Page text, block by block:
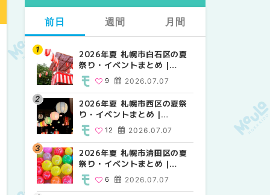
前日
2026年夏 札幌市白石区の夏
祭り・イベントまとめ |
MouLa HOKKAIDO
2026.07.07
9
2026年夏 札幌市西区の夏祭
り・イベントまとめ |
MouLa HOKKAIDO
2026.07.07
12
2026年夏 札幌市清田区の夏
祭り・イベントまとめ |
MouLa HOKKAIDO
2026.07.07
6
週間
2026年夏 札幌市西区の夏祭
り・イベントまとめ |
12
【2026年最新】札幌のおすす
めビアガーデン｜オープン日
順に徹底紹介！大通公園から
穴場テラスまで | MouLa
HOKKAIDO
24
2026年夏 札幌市白石区の夏
祭り・イベントまとめ |
9
月間
【2026年最新】札幌のおすす
めビアガーデン｜オープン日
穴場テラスまで | MouLa
HOKKAIDO
24
2026年夏 札幌市北区の夏祭
り・イベントまとめ |
9
2026年夏 札幌市白石区の夏
祭り・イベントまとめ |
9